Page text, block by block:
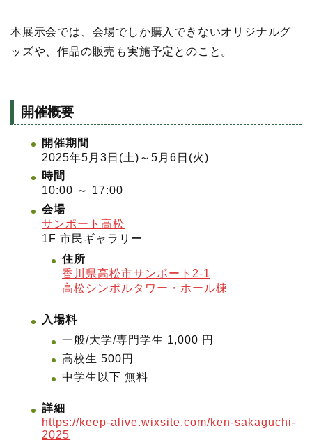
本展示会では、会場でしか購入できないオリジナルグ
ッズや、作品の販売も実施予定とのこと。
開催概要
開催期間
2025年5月3日(土)～5月6日(火)
時間
10:00 ～ 17:00
会場
サンポート高松
1F 市民ギャラリー
住所
香川県高松市サンポート2-1
高松シンボルタワー・ホール棟
入場料
一般/大学/専門学生 1,000 円
高校生 500円
中学生以下 無料
詳細
https://keep-alive.wixsite.com/ken-sakaguchi-
2025